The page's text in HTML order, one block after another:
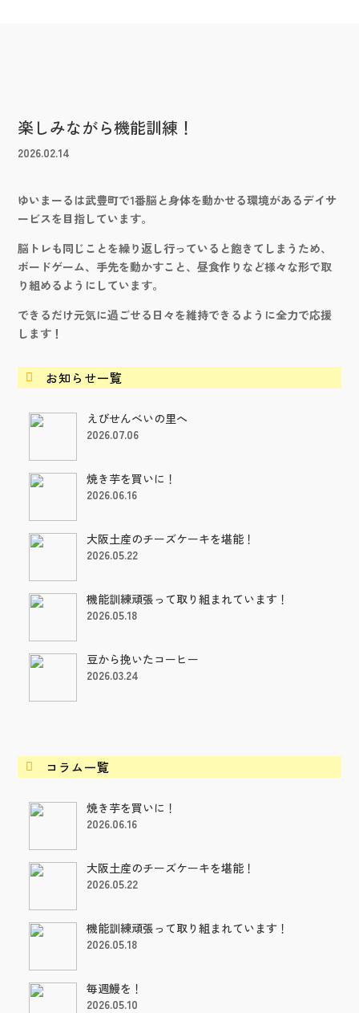
楽しみながら機能訓練！
2026.02.14
ゆいまーるは武豊町で1番脳と身体を動かせる環境があるデイサ
ービスを目指しています。
脳トレも同じことを繰り返し行っていると飽きてしまうため、
ボードゲーム、手先を動かすこと、昼食作りなど様々な形で取
り組めるようにしています。
できるだけ元気に過ごせる日々を維持できるように全力で応援
します！
 お知らせ一覧
えびせんべいの里へ
2026.07.06
焼き芋を買いに！
2026.06.16
大阪土産のチーズケーキを堪能！
2026.05.22
機能訓練頑張って取り組まれています！
2026.05.18
豆から挽いたコーヒー
2026.03.24
 コラム一覧
焼き芋を買いに！
2026.06.16
大阪土産のチーズケーキを堪能！
2026.05.22
機能訓練頑張って取り組まれています！
2026.05.18
毎週鰻を！
2026.05.10